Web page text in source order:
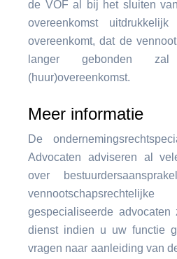
de VOF al bij het sluiten
overeenkomst
overeenkomt, dat de
langer gebonden
(huur)overeenkomst.
Meer informatie
De
Advocaten adviseren al
over
gespecialiseerde
dienst indien u uw functie
vragen naar aanleiding van